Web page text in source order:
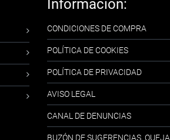
Información:
CONDICIONES DE COMPRA
POLÍTICA DE COOKIES
POLÍTICA DE PRIVACIDAD
AVISO LEGAL
CANAL DE DENUNCIAS
BUZÓN DE SUGERENCIAS,